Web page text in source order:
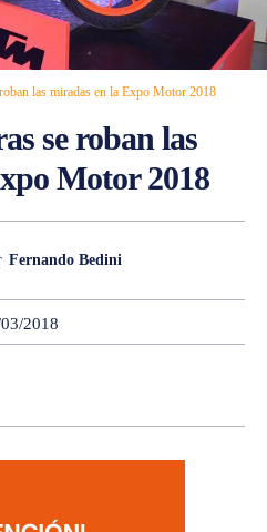
las miradas en la Expo Motor 2018
se roban las
Motor 2018
Fernando Bedini
2018